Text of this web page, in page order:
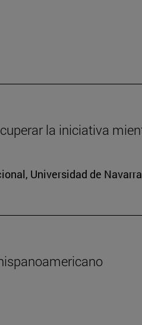
la iniciativa
Universidad de Navarra